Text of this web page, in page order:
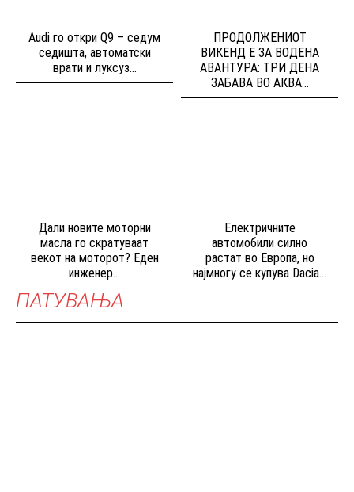
Audi го откри Q9 – седум
седишта, автоматски
врати и луксуз...
ПРОДОЛЖЕНИОТ
ВИКЕНД Е ЗА ВОДЕНА
АВАНТУРА: ТРИ ДЕНА
ЗАБАВА ВО АКВА...
Дали новите моторни
масла го скратуваат
векот на моторот? Еден
инженер...
Електричните
автомобили силно
растат во Европа, но
најмногу се купува Dacia...
ПАТУВАЊА